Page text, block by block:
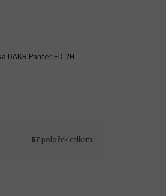
DAKR Panter FD-2H
67 položek celkem